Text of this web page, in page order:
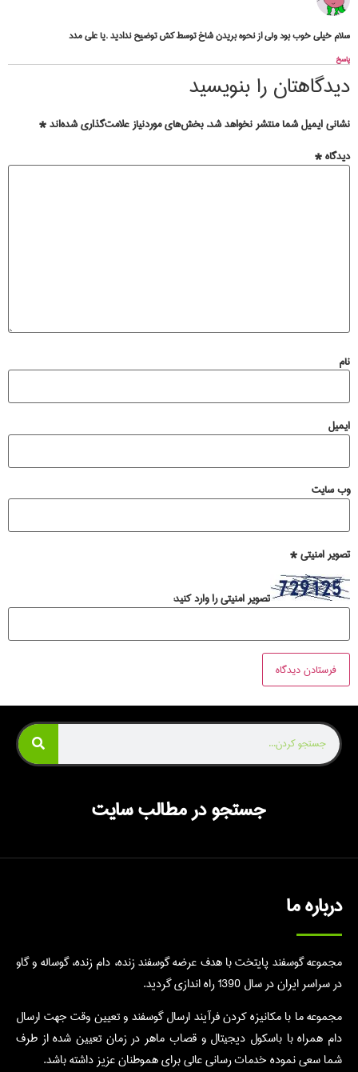
سلام خیلی خوب بود ولی از نحوه بریدن شاخ توسط کش توضیح ندادید .یا علی مدد
پاسخ
دیدگاهتان را بنویسید
نشانی ایمیل شما منتشر نخواهد شد. بخش‌های موردنیاز علامت‌گذاری شده‌اند*
دیدگاه*
نام
ایمیل
وب‌ سایت
تصویر امنیتی*
تصویر امنیتی را وارد کنید:
جستجو در مطالب سایت
درباره ما
مجموعه گوسفند پایتخت با هدف عرضه گوسفند زنده، دام زنده، گوساله و گاو
در سراسر ایران در سال 1390 راه اندازی گردید.
مجموعه ما با مکانیزه کردن فرآیند ارسال گوسفند و تعیین وقت جهت ارسال
دام همراه با باسکول دیجیتال و قصاب ماهر در زمان تعیین شده از طرف
شما سعی نموده خدمات رسانی عالی برای هموطنان عزیز داشته باشد.